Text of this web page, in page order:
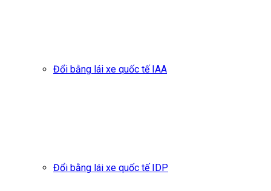
Đổi bằng lái xe quốc tế IAA
Đổi bằng lái xe quốc tế IDP